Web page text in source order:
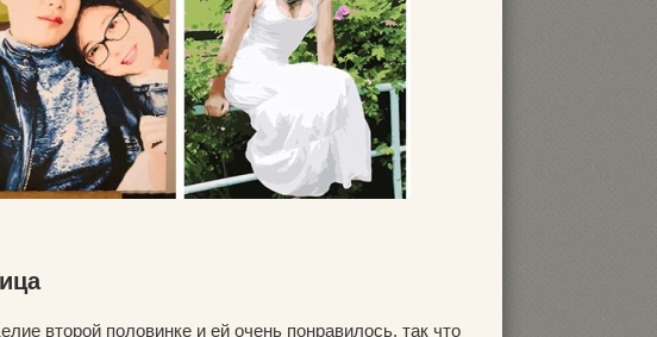
второй половинке и ей очень понравилось, так что